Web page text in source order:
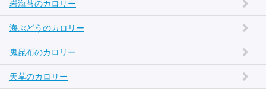
岩海苔のカロリー
海ぶどうのカロリー
鬼昆布のカロリー
天草のカロリー